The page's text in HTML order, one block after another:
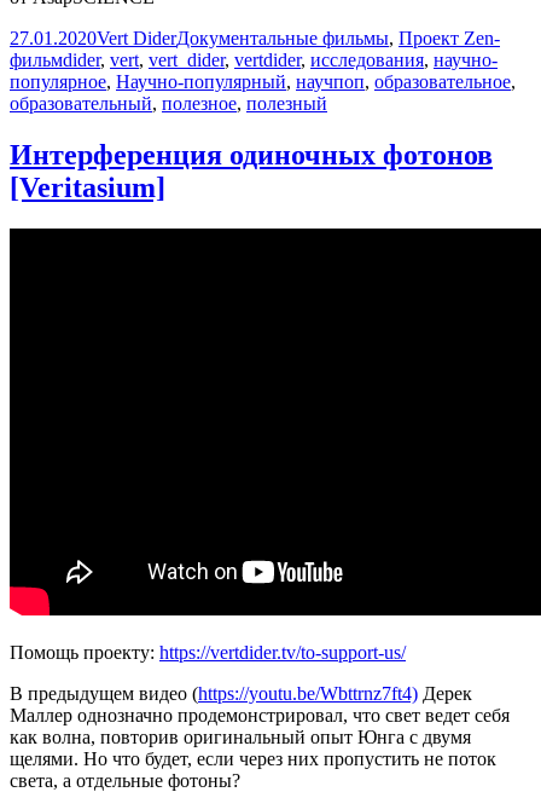
Опубликовано
27.01.2020Автор
Vert DiderРубрики
Документальные фильмы, Проект Zen-
фильмМетки
dider, vert, vert_dider, vertdider, исследования, научно-
популярное, Научно-популярный, научпоп, образовательное,
образовательный, полезное, полезный
Интерференция одиночных фотонов
[Veritasium]
Помощь проекту: https://vertdider.tv/to-support-us/
В предыдущем видео (https://youtu.be/Wbttrnz7ft4) Дерек
Маллер однозначно продемонстрировал, что свет ведет себя
как волна, повторив оригинальный опыт Юнга с двумя
щелями. Но что будет, если через них пропустить не поток
света, а отдельные фотоны?